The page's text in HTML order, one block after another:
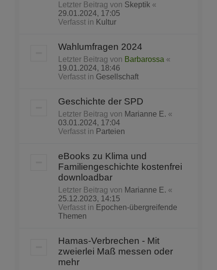
Letzter Beitrag von Skeptik «
29.01.2024, 17:05
Verfasst in Kultur
Wahlumfragen 2024
Letzter Beitrag von Barbarossa «
19.01.2024, 18:46
Verfasst in Gesellschaft
Geschichte der SPD
Letzter Beitrag von Marianne E. «
03.01.2024, 17:04
Verfasst in Parteien
eBooks zu Klima und
Familiengeschichte kostenfrei
downloadbar
Letzter Beitrag von Marianne E. «
25.12.2023, 14:15
Verfasst in Epochen-übergreifende
Themen
Hamas-Verbrechen - Mit
zweierlei Maß messen oder
mehr